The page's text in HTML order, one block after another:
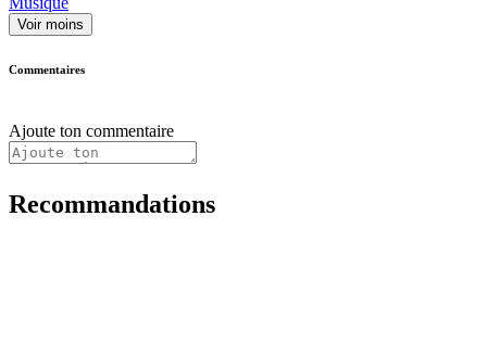
Voir moins
Commentaires
Ajoute ton commentaire
Recommandations